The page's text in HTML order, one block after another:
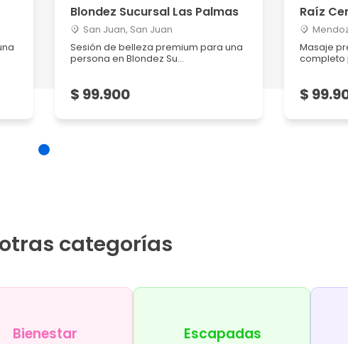
Blondez Sucursal Las Palmas
San Juan, San Juan
Sesión de belleza premium para una
persona en Blondez Su...
$ 99.900
Raíz
Masaje
completo
$
categorías
Bienestar Escapadas